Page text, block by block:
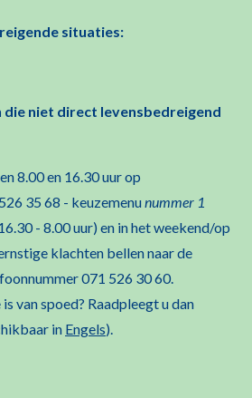
situaties:
die niet direct levensbedreigend
8.00 en 16.30 uur op
35 68 - keuzemenunummer 1
- 8.00 uur) en in het weekend/op
klachten bellen naar de
071 526 30 60.
van spoed? Raadpleegt u dan
in Engels).